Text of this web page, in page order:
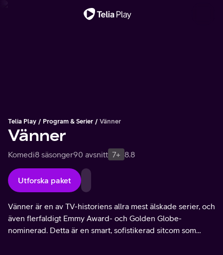
Telia Play Program & Serier Vänner
Vänner
Komedi8 säsonger90 avsnitt 7+ 8.8
Utforska paket
Vänner är en av TV-historiens allra mest älskade serier, och
även flerfaldigt Emmy Award- och Golden Globe-
nominerad. Detta är en smart, sofistikerad sitcom som